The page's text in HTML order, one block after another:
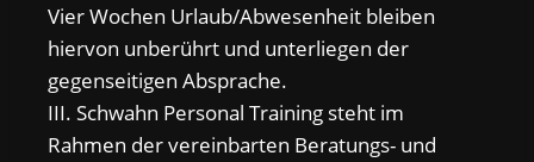
Vier Wochen Urlaub/Abwesenheit bleiben
hiervon unberührt und unterliegen der
gegenseitigen Absprache.
III. Schwahn Personal Training steht im
Rahmen der vereinbarten Beratungs- und